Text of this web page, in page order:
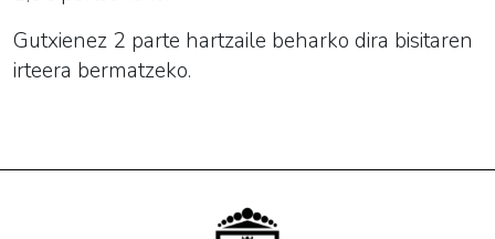
Gutxienez 2 parte hartzaile beharko dira bisitaren
irteera bermatzeko.